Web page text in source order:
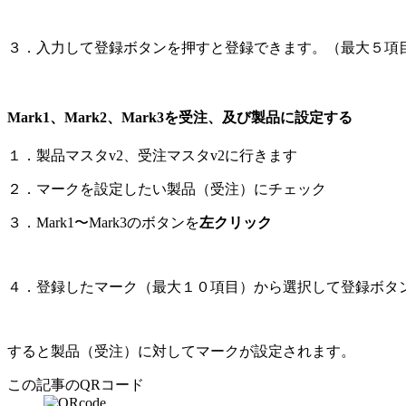
３．入力して登録ボタンを押すと登録できます。（最大５項
Mark1、Mark2、Mark3を受注、及び製品に設定する
１．製品マスタv2、受注マスタv2に行きます
２．マークを設定したい製品（受注）にチェック
３．Mark1〜Mark3のボタンを左クリック
４．登録したマーク（最大１０項目）から選択して登録ボタ
すると製品（受注）に対してマークが設定されます。
この記事のQRコード